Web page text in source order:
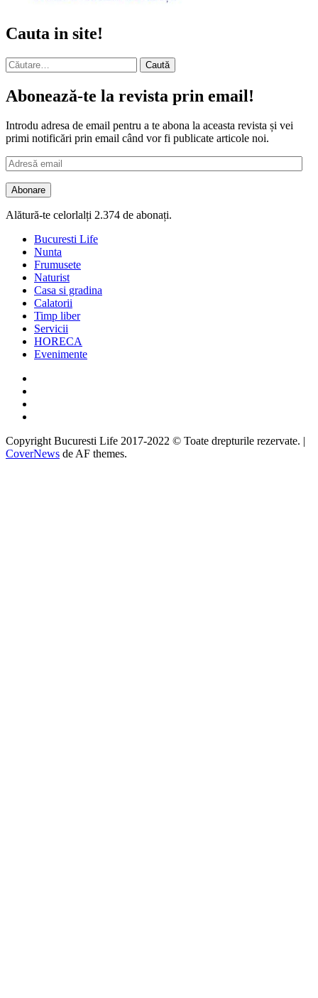
Cauta in site!
Caută
după:
Abonează-te la revista prin email!
Introdu adresa de email pentru a te abona la aceasta revista și vei
primi notificări prin email când vor fi publicate articole noi.
Adresă
email
Abonare
Alătură-te celorlalți 2.374 de abonați.
Bucuresti Life
Nunta
Frumusete
Naturist
Casa si gradina
Calatorii
Timp liber
Servicii
HORECA
Evenimente
Copyright Bucuresti Life 2017-2022 © Toate drepturile rezervate. |
CoverNews de AF themes.